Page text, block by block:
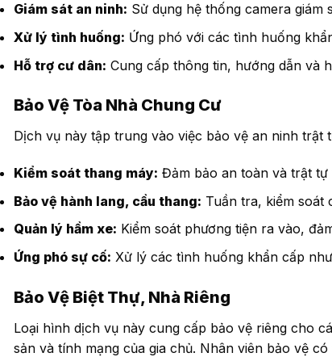
Giám sát an ninh: Sử dụng hệ thống camera
Xử lý tình huống: Ứng phó với các tình huống
Hỗ trợ cư dân: Cung cấp thông tin, hướng dẫn và
Bảo Vệ Tòa Nhà Chung Cư
Dịch vụ này tập trung vào việc bảo vệ an ninh trật
Kiểm soát thang máy: Đảm bảo an toàn và trật
Bảo vệ hành lang, cầu thang: Tuần tra, kiểm soát
Quản lý hầm xe: Kiểm soát phương tiện ra vào,
Ứng phó sự cố: Xử lý các tình huống khẩn cấp
Bảo Vệ Biệt Thự, Nhà Riêng
Loại hình dịch vụ này cung cấp bảo vệ riêng cho
sản và tính mạng của gia chủ. Nhân viên bảo vệ